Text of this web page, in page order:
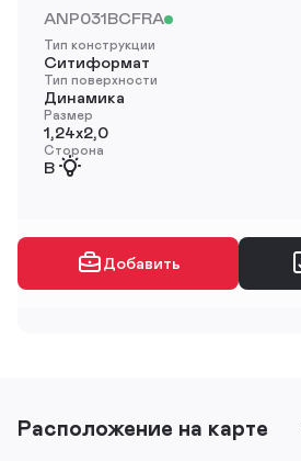
ANP031BCFRA
Тип конструкции
Ситиформат
Тип поверхности
Динамика
Размер
1,24х2,0
Сторона
B
Добавить
Расположение на карте